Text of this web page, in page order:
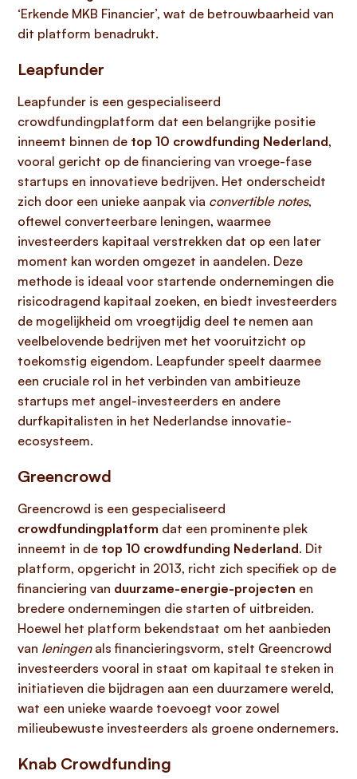
‘Erkende MKB Financier’, wat de betrouwbaarheid van
dit platform benadrukt.
Leapfunder
Leapfunder is een gespecialiseerd
crowdfundingplatform dat een belangrijke positie
inneemt binnen de top 10 crowdfunding Nederland,
vooral gericht op de financiering van vroege-fase
startups en innovatieve bedrijven. Het onderscheidt
zich door een unieke aanpak via convertible notes,
oftewel converteerbare leningen, waarmee
investeerders kapitaal verstrekken dat op een later
moment kan worden omgezet in aandelen. Deze
methode is ideaal voor startende ondernemingen die
risicodragend kapitaal zoeken, en biedt investeerders
de mogelijkheid om vroegtijdig deel te nemen aan
veelbelovende bedrijven met het vooruitzicht op
toekomstig eigendom. Leapfunder speelt daarmee
een cruciale rol in het verbinden van ambitieuze
startups met angel-investeerders en andere
durfkapitalisten in het Nederlandse innovatie-
ecosysteem.
Greencrowd
Greencrowd is een gespecialiseerd
crowdfundingplatform dat een prominente plek
inneemt in de top 10 crowdfunding Nederland. Dit
platform, opgericht in 2013, richt zich specifiek op de
financiering van duurzame-energie-projecten en
bredere ondernemingen die starten of uitbreiden.
Hoewel het platform bekendstaat om het aanbieden
van leningenals financieringsvorm, stelt Greencrowd
investeerders vooral in staat om kapitaal te steken in
initiatieven die bijdragen aan een duurzamere wereld,
wat een unieke waarde toevoegt voor zowel
milieubewuste investeerders als groene ondernemers.
Knab Crowdfunding